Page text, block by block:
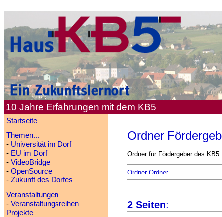
10 Jahre Erfahrungen mit dem KB5
Startseite
Themen...
- Universität im Dorf
- EU im Dorf
- VideoBridge
- OpenSource
- Zukunft des Dorfes
Veranstaltungen
- Veranstaltungsreihen
Projekte
Ordner
Ordner für Fördergeber des
Ordner Ordner
2 Seiten: